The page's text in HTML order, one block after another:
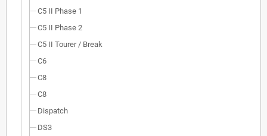
C5 II Phase 1
C5 II Phase 2
C5 II Tourer / Break
C6
C8
C8
Dispatch
DS3